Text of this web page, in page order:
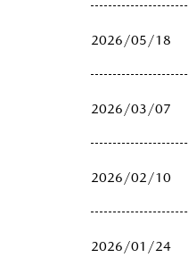
2026/05/18
2026/03/07
2026/02/10
2026/01/24